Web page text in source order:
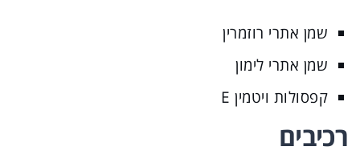
שמן אתרי רוזמרין
שמן אתרי לימון
קפסולות ויטמין E
רכיבים